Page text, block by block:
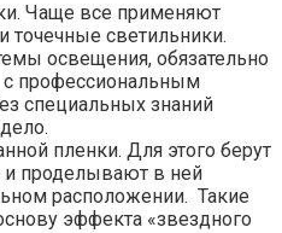
Чаще все применяют
точечные светильники.
освещения, обязательно
с профессиональным
специальных знаний
пленки. Для этого берут
и проделывают в ней
расположении. Такие
эффекта «звездного